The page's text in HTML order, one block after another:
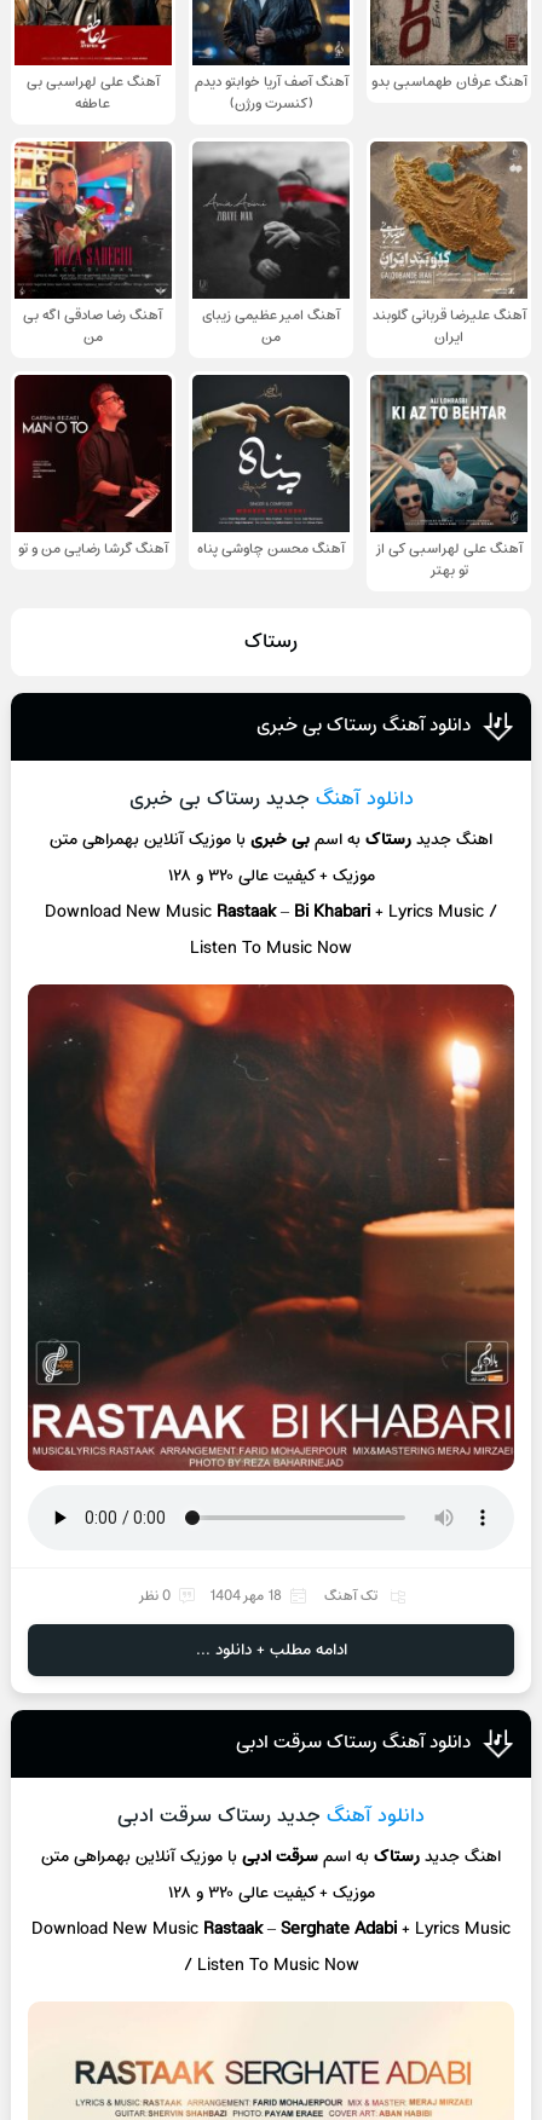
آهنگ عرفان طهماسبی بدو
آهنگ آصف آریا خوابتو دیدم
(کنسرت ورژن)
آهنگ علی لهراسبی بی
عاطفه
آهنگ علیرضا قربانی گلوبند
ایران
آهنگ امیر عظیمی زیبای
من
آهنگ رضا صادقی اگه بی
من
آهنگ علی لهراسبی کی از
تو ‌بهتر
آهنگ محسن چاوشی پناه آهنگ گرشا رضایی من و تو
رستاک
دانلود آهنگ رستاک بی خبری
دانلود آهنگ جدید رستاک بی خبری
اهنگ جدیدرستاکبه اسمبی خبریبا موزیک آنلاینبهمراهی متن
موزیک + کیفیت عالی ۳۲۰ و ۱۲۸
Download New Music Rastaak– Bi Khabari+ Lyrics Music /
Listen To Music Now
تک آهنگ 18 مهر 1404 0 نظر
ادامه مطلب + دانلود ...
دانلود آهنگ رستاک سرقت ادبی
دانلود آهنگ جدید رستاک سرقت ادبی
اهنگ جدیدرستاکبه اسمسرقت ادبیبا موزیک آنلاینبهمراهی متن
موزیک + کیفیت عالی ۳۲۰ و ۱۲۸
Download New Music Rastaak–Serghate Adabi+ Lyrics Music
/ Listen To Music Now